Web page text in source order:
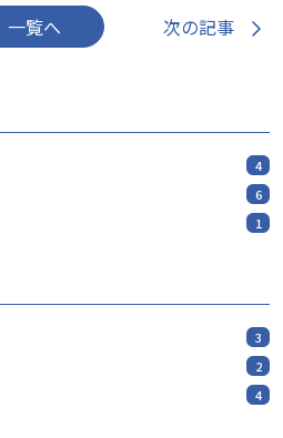
一覧へ 次の記事
4
6
1
3
2
4